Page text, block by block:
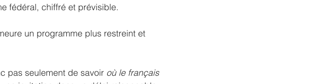
fédéral, chiffré et prévisible.
un programme plus restreint et
pas seulement de savoir où le français